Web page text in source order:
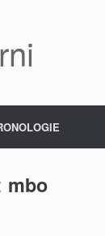
mbo